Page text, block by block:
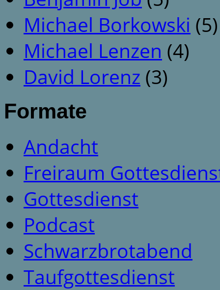
Michael Borkowski (5)
Michael Lenzen (4)
David Lorenz (3)
Formate
Andacht
Freiraum
Gottesdienst
Podcast
Schwarzbrotabend
Taufgottesdienst